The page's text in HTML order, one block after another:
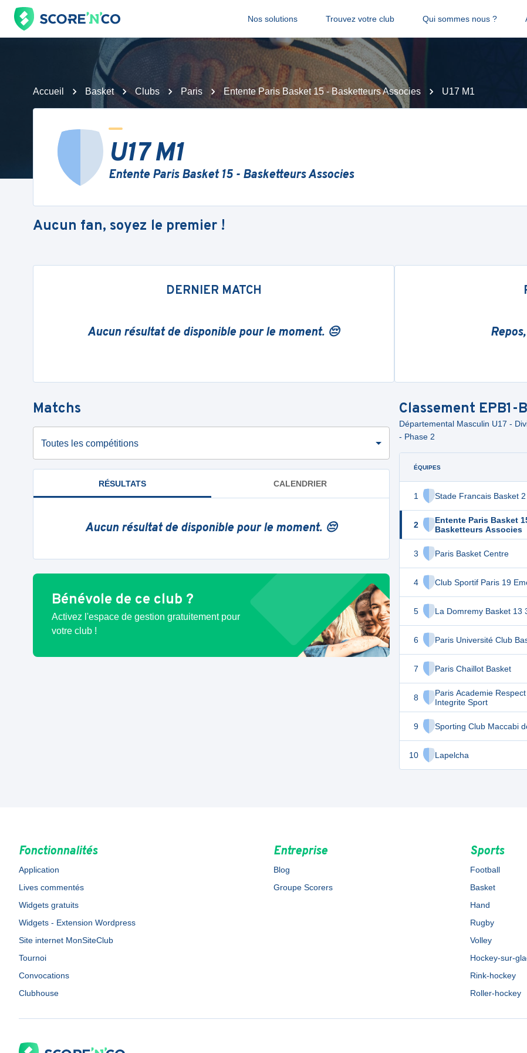
Nos solutions Trouvez votre club Qui sommes nous ?
Accueil Basket Clubs Paris Entente Paris Basket 15 - Basketteurs Associes U17 M1
U17 M1
Entente Paris Basket 15 - Basketteurs Associes
Aucun fan, soyez le premier !
DERNIER MATCH
Aucun résultat de disponible pour le moment. 😔
Matchs
Toutes les compétitions
RÉSULTATS CALENDRIER
Aucun résultat de disponible pour le moment. 😔
Bénévole de ce club ?
Activez l'espace de gestion gratuitement pour
votre club !
Classement EPB1-
Départemental Masculin U17 -
- Phase 2
ÉQUIPES
1 Stade Francais Basket 2
2
Entente Paris Basket
Basketteurs Associes
3 Paris Basket Centre
4 Club Sportif Paris 19
5 La Domremy Basket 13
6 Paris Université Club
7 Paris Chaillot Basket
8
Paris Academie Respect
Integrite Sport
9 Sporting Club Maccabi
10 Lapelcha
Fonctionnalités
Application
Lives commentés
Widgets gratuits
Widgets - Extension Wordpress
Site internet MonSiteClub
Tournoi
Convocations
Clubhouse
Entreprise
Blog
Groupe Scorers
Sports
Football
Basket
Hand
Rugby
Volley
Hockey-sur-
Rink-hockey
Roller-hockey